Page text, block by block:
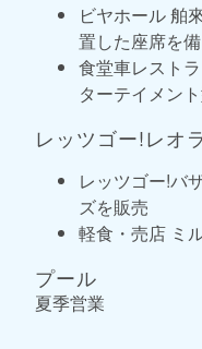
ビヤホール 舶
置した座席を
食堂車レスト
ターテイメン
レッツゴー!レオ
レッツゴー!バ
ズを販売
軽食・売店 ミ
プール
夏季営業